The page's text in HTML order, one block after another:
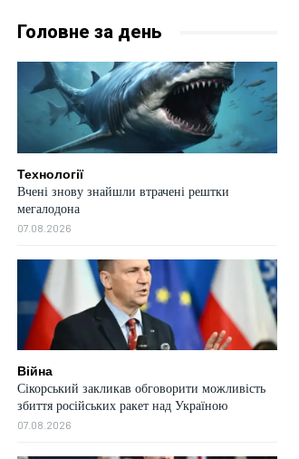
Головне за день
Технології
Вчені знову знайшли втрачені рештки
мегалодона
07.08.2026
Війна
Сікорський закликав обговорити можливість
збиття російських ракет над Україною
07.08.2026